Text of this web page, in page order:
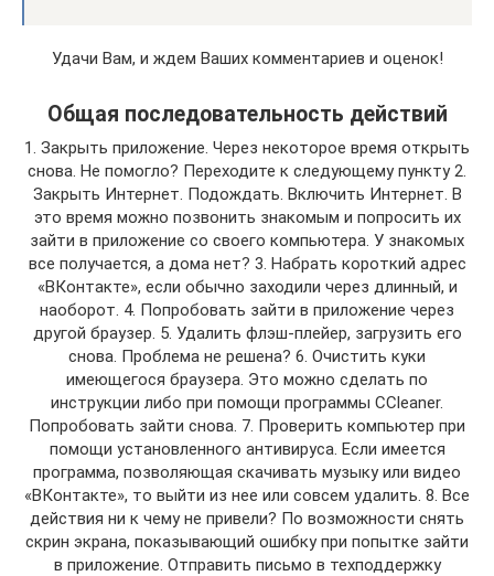
Удачи Вам, и ждем Ваших комментариев и оценок!
Общая последовательность действий
1. Закрыть приложение. Через некоторое время открыть
снова. Не помогло? Переходите к следующему пункту 2.
Закрыть Интернет. Подождать. Включить Интернет. В
это время можно позвонить знакомым и попросить их
зайти в приложение со своего компьютера. У знакомых
все получается, а дома нет? 3. Набрать короткий адрес
«ВКонтакте», если обычно заходили через длинный, и
наоборот. 4. Попробовать зайти в приложение через
другой браузер. 5. Удалить флэш-плейер, загрузить его
снова. Проблема не решена? 6. Очистить куки
имеющегося браузера. Это можно сделать по
инструкции либо при помощи программы CCleaner.
Попробовать зайти снова. 7. Проверить компьютер при
помощи установленного антивируса. Если имеется
программа, позволяющая скачивать музыку или видео
«ВКонтакте», то выйти из нее или совсем удалить. 8. Все
действия ни к чему не привели? По возможности снять
скрин экрана, показывающий ошибку при попытке зайти
в приложение. Отправить письмо в техподдержку